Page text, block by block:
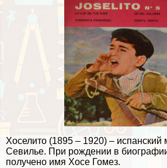
Хоселито (1895 – 1920) – испанский
Севилье. При рождении в
получено имя Хосе Гомез.